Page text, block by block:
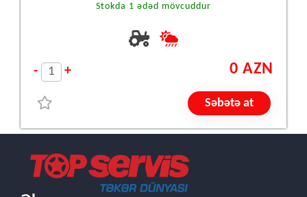
Stokda 1 ədəd mövcuddur
- + 0 AZN
Səbətə at